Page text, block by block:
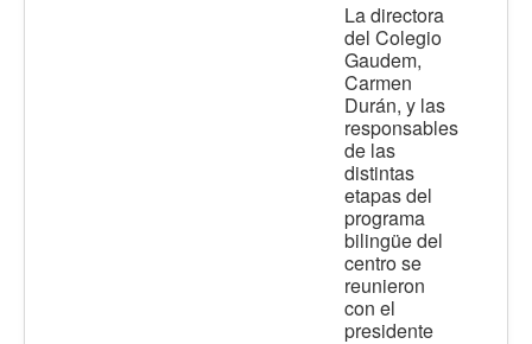
La directora
del Colegio
Gaudem,
Carmen
Durán, y las
responsables
de las
distintas
etapas del
programa
bilingüe del
centro se
reunieron
con el
presidente